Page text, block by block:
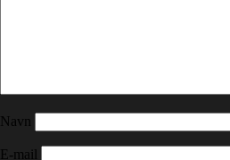
Navn
E-mail